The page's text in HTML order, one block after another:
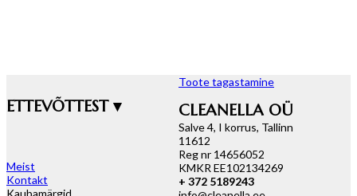
ETTEVÕTTEST ▾
Meist
Kontakt
Kaubamärgid
Toote tagastamine
CLEANELLA OÜ
Salve 4, I korrus, Tallinn
11612
Reg nr 14656052
KMKR EE102134269
+ 372 5189243